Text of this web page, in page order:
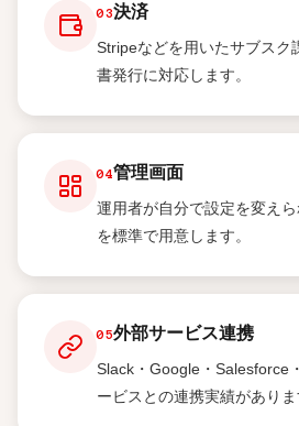
03決済
Stripeなどを用いたサブスク
書発行に対応します。
04管理画面
運用者が自分で設定を変え
を標準で用意します。
05外部サービス連携
Slack・Google・Salesforce
ービスとの連携実績がありま